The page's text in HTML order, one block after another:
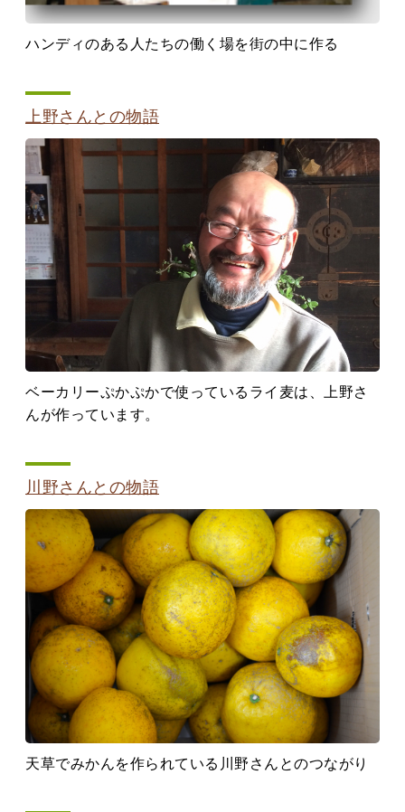
ハンディのある人たちの働く場を街の中に作る
上野さんとの物語
ベーカリーぷかぷかで使っているライ麦は、上野さ
んが作っています。
川野さんとの物語
天草でみかんを作られている川野さんとのつながり